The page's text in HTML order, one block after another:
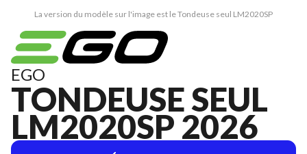
La version du modèle sur l'image est le Tondeuse seul LM2020SP
EGO
TONDEUSE SEUL
LM2020SP 2026